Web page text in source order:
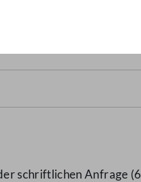
schriftlichen Anfrage